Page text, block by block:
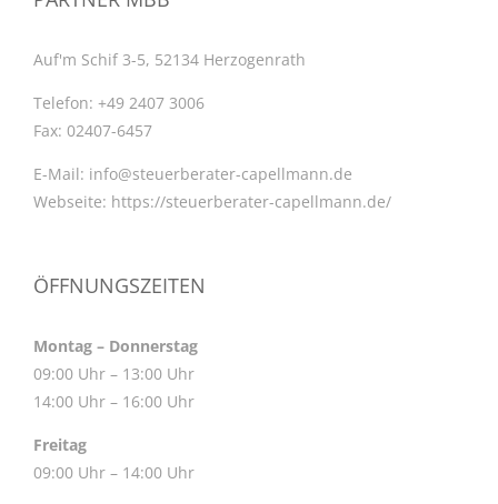
Auf'm Schif 3-5, 52134 Herzogenrath
Telefon: +49 2407 3006
Fax: 02407-6457
E-Mail: info@steuerberater-capellmann.de
Webseite: https://steuerberater-capellmann.de/
ÖFFNUNGSZEITEN
Montag – Donnerstag
09:00 Uhr – 13:00 Uhr
14:00 Uhr – 16:00 Uhr
Freitag
09:00 Uhr – 14:00 Uhr